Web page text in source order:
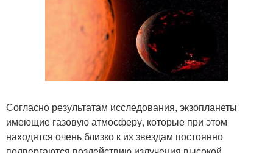
Согласно результатам исследования, экзопланеты
имеющие газовую атмосферу, которые при этом
находятся очень близко к их звездам постоянно